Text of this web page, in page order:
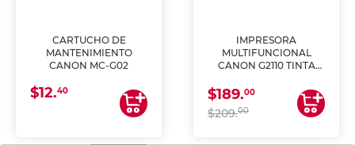
CARTUCHO DE
MANTENIMIENTO
CANON MC-G02
$12.40
IMPRESORA
MULTIFUNCIONAL
CANON G2110 TINTA
$189.00
$209.00